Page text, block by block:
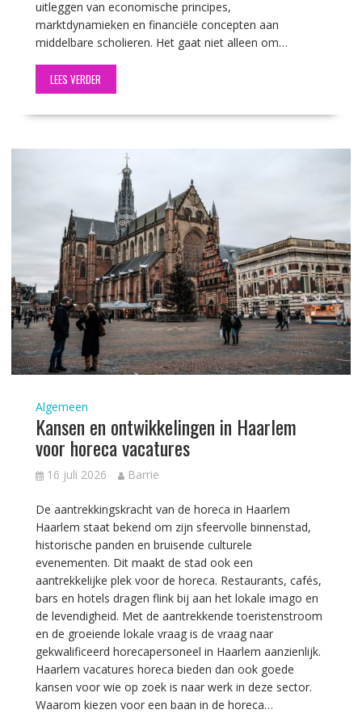
uitleggen van economische principes,
marktdynamieken en financiële concepten aan
middelbare scholieren. Het gaat niet alleen om…
LEES VERDER
Algemeen
Kansen en ontwikkelingen in Haarlem
voor horeca vacatures
16 juli 2026 Barrie
De aantrekkingskracht van de horeca in Haarlem
Haarlem staat bekend om zijn sfeervolle binnenstad,
historische panden en bruisende culturele
evenementen. Dit maakt de stad ook een
aantrekkelijke plek voor de horeca. Restaurants, cafés,
bars en hotels dragen flink bij aan het lokale imago en
de levendigheid. Met de aantrekkende toeristenstroom
en de groeiende lokale vraag is de vraag naar
gekwalificeerd horecapersoneel in Haarlem aanzienlijk.
Haarlem vacatures horeca bieden dan ook goede
kansen voor wie op zoek is naar werk in deze sector.
Waarom kiezen voor een baan in de horeca…